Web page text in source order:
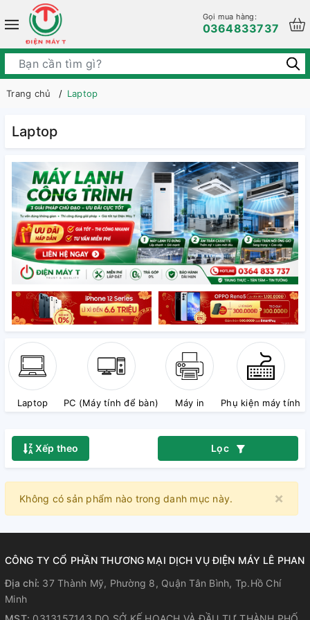
Gọi mua hàng:
0364833737
Trang chủ Laptop
Laptop
Laptop PC (Máy tính để bàn) Máy in Phụ kiện máy tính
Xếp theo Lọc
×
Không có sản phẩm nào trong danh mục này.
CÔNG TY CỔ PHẦN THƯƠNG MẠI DỊCH VỤ ĐIỆN MÁY LÊ PHAN
Địa chỉ: 37 Thành Mỹ, Phường 8, Quận Tân Bình, Tp.Hồ Chí
Minh